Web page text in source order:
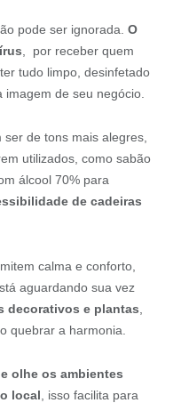
pode ser ignorada. O
, por receber quem
tudo limpo, desinfetado
de seu negócio.
de tons mais alegres,
utilizados, como sabão
álcool 70% para
de cadeiras
calma e conforto,
aguardando sua vez
decorativos e plantas
quebrar a harmonia.
olhe os ambientes
local , isso facilita para